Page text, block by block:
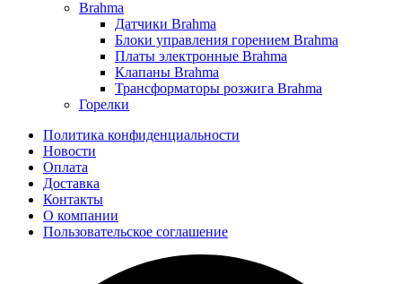
Brahma
Датчики Brahma
Блоки управления горением Brahma
Платы электронные Brahma
Клапаны Brahma
Трансформаторы розжига Brahma
Горелки
Политика конфиденциальности
Новости
Оплата
Доставка
Контакты
О компании
Пользовательское соглашение